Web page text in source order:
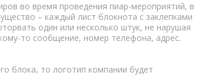
во время проведения пиар-мероприятий, в
– каждый лист блокнота с заклепками
один или несколько штук, не нарушая
то сообщение, номер телефона, адрес.
блока, то логотип компании будет